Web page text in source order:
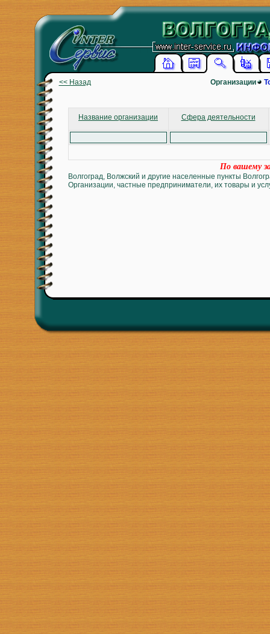
<< Назад Организации
Название организации Сфера деятельности
По вашему
Волгоград, Волжский и другие населенные пункты
Организации, частные предприниматели, их товары и